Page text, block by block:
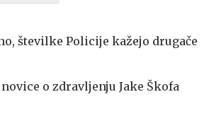
številke Policije kažejo drugače
o zdravljenju Jake Škofa